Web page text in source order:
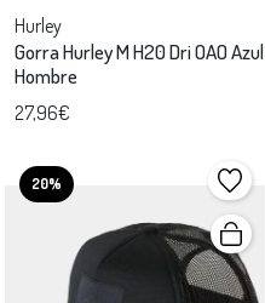
Hurley
Gorra Hurley M H20 Dri OAO Azul
Hombre
27,96€
20%